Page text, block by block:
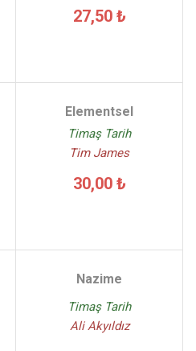
27,50 ₺
Elementsel
Timaş Tarih
Tim James
30,00 ₺
Nazime
Timaş Tarih
Ali Akyıldız